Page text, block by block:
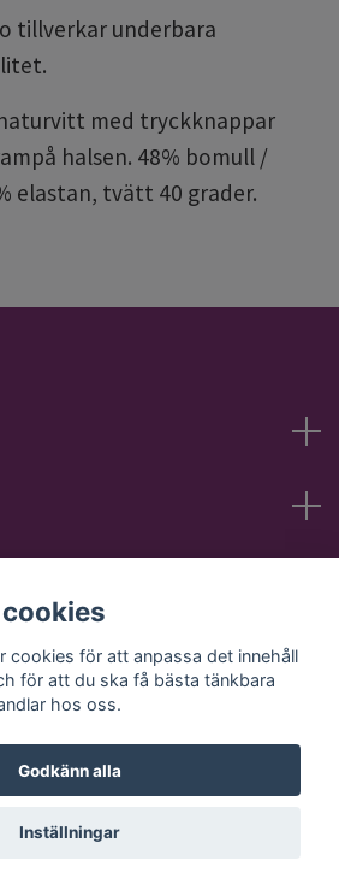
tillverkar underbara
med tryckknappar
halsen. 48% bomull /
elastan, tvätt 40 grader.
Powered by Quickbutik
cookies för att anpassa det innehåll
för att du ska få bästa tänkbara
hos oss.
Godkänn alla
Inställningar